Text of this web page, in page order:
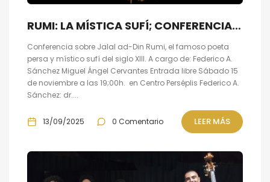
RUMI: LA MÍSTICA SUFÍ; CONFERENCIA Y RECITAL
Conferencia sobre Jalal ad-Din Rumi, el famoso poeta
persa y místico sufí del siglo XIII. A cargo de: Federico A.
Sánchez Miguel Ángel Cervantes Entrada libre Sábado 15
de noviembre a las 19;00h. en Centro Perséplis Federico A.
Sánchez: dr....
13/09/2025 0 Comentario LEER MÁS